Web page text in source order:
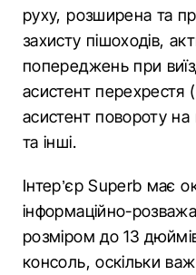
руху, розширена та
захисту пішоходів,
попереджень при
асистент перехрестя
асистент повороту
та інші.
Інтер’єр Superb має
інформаційно-
розміром до 13
консоль, оскільки